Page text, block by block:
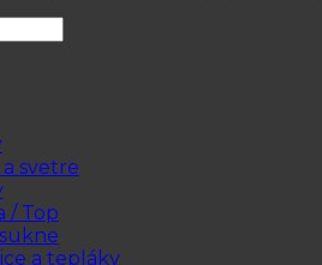
a svetre
/ Top
a tepláky